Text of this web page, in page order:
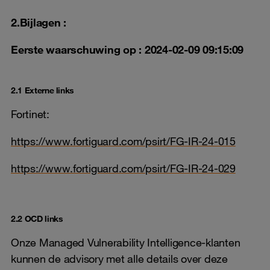
2.Bijlagen :
Eerste waarschuwing op : 2024-02-09 09:15:09
2.1 Externe links
Fortinet:
https://www.fortiguard.com/psirt/FG-IR-24-015
https://www.fortiguard.com/psirt/FG-IR-24-029
2.2 OCD links
Onze Managed Vulnerability Intelligence-klanten
kunnen de advisory met alle details over deze